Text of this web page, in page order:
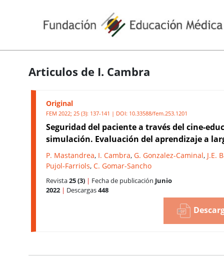
Articulos de I. Cambra
Original
FEM 2022; 25 (3): 137-141 | DOI: 10.33588/fem.253.1201
Seguridad del paciente a través del cine-
simulación. Evaluación del aprendizaje a
P. Mastandrea, I. Cambra, G. Gonzalez-Caminal, J.E.
Pujol-Farriols, C. Gomar-Sancho
Revista25 (3) | Fecha de publicación Junio
2022 | Descargas448